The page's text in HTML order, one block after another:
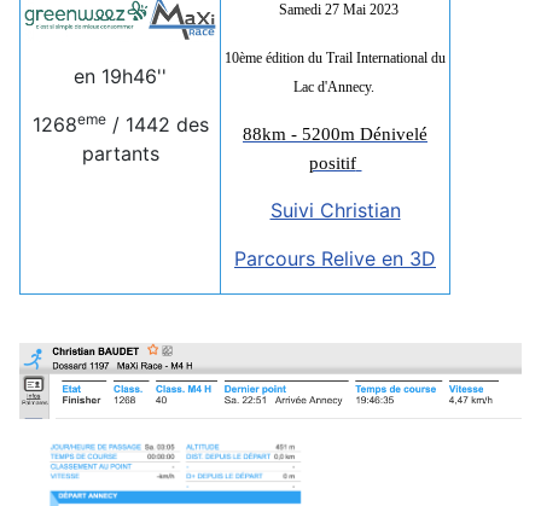
en 19h46''
1268eme/ 1442 des
partants
Samedi 27 Mai 2023
10ème édition du Trail International du
Lac d'Annecy.
88km - 5200m Dénivelé
positif
Suivi Christian
Parcours Relive en 3D